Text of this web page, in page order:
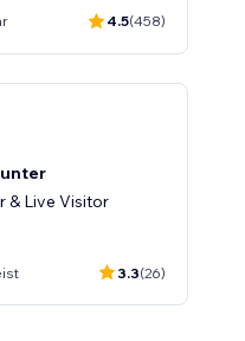
4.5(458)
& Live Visitor
3.3(26)